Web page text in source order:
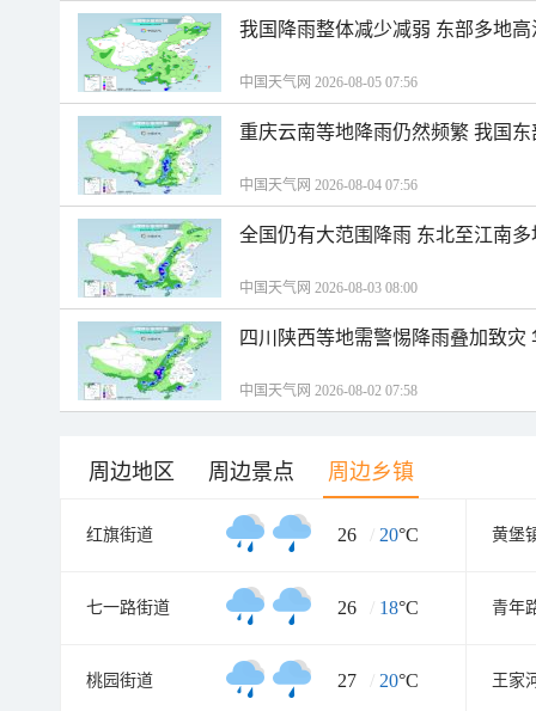
我国降雨整体减少减弱 东部多地
中国天气网 2026-08-05 07:56
重庆云南等地降雨仍然频繁 我国
中国天气网 2026-08-04 07:56
全国仍有大范围降雨 东北至江南
中国天气网 2026-08-03 08:00
四川陕西等地需警惕降雨叠加致
中国天气网 2026-08-02 07:58
周边地区 周边景点 周边乡镇
红旗街道 26 / 20°C 黄堡
七一路街道 26 / 18°C 青年
桃园街道 27 / 20°C 王家